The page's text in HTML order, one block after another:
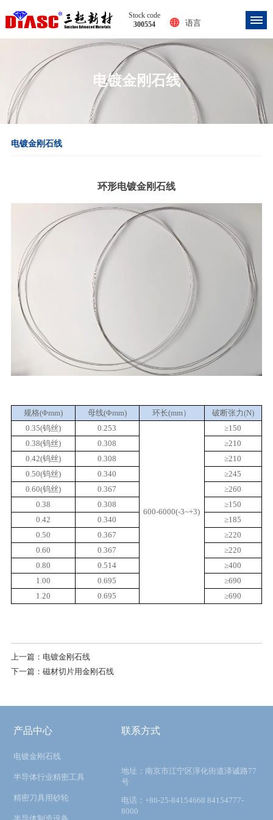
Stock code
300554
语言
电镀金刚石线
电镀金刚石线
环形电镀金刚石线
规格(Φmm) 母线(Φmm) 环长(mm）
破断张力(N)
0.35(钨丝)
0.253
600-6000(-3~+3)
≥150
0.38(钨丝)
0.308
≥210
0.42(钨丝)
0.308
≥210
0.50(钨丝)
0.340
≥245
0.60(钨丝)
0.367
≥260
0.38
0.308
≥150
0.42
0.340
≥185
0.50
0.367
≥220
0.60
0.367
≥220
0.80
0.514
≥400
1.00
0.695
≥690
1.20
0.695 ≥690
上一篇：电镀金刚石线
下一篇：磁材切片用金刚石线
产品中心
电镀金刚石线
半导体行业精密工具
精密刀具用砂轮
联系方式
地址：南京市江宁区淳化街道泽诚路77
号
电话：+86-25-84154668 84154777-
8000